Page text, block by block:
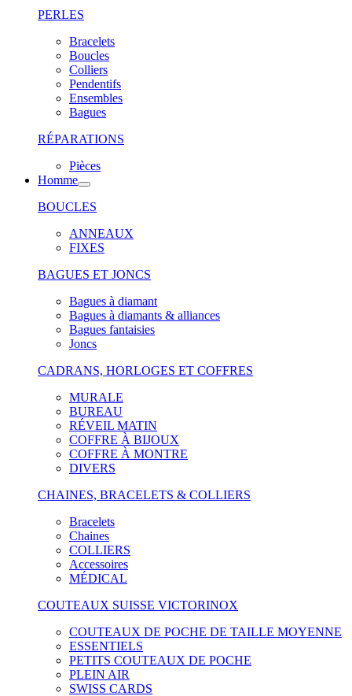
PERLES
Bracelets
Boucles
Colliers
Pendentifs
Ensembles
Bagues
RÉPARATIONS
Pièces
Homme
BOUCLES
ANNEAUX
FIXES
BAGUES ET JONCS
Bagues à diamant
Bagues à diamants & alliances
Bagues fantaisies
Joncs
CADRANS, HORLOGES ET COFFRES
MURALE
BUREAU
RÉVEIL MATIN
COFFRE À BIJOUX
COFFRE À MONTRE
DIVERS
CHAINES, BRACELETS & COLLIERS
Bracelets
Chaines
COLLIERS
Accessoires
MÉDICAL
COUTEAUX SUISSE VICTORINOX
COUTEAUX DE POCHE DE TAILLE MOYENNE
ESSENTIELS
PETITS COUTEAUX DE POCHE
PLEIN AIR
SWISS CARDS